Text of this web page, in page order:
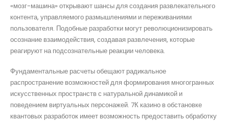
«мозг-машина» открывают шансы для создания развлекательного
контента, управляемого размышлениями и переживаниями
пользователя. Подобные разработки могут революционизировать
осознание взаимодействия, создавая развлечения, которые
реагируют на подсознательные реакции человека.
Фундаментальные расчеты обещают радикальное
распространение возможностей для формирования многогранных
искусственных пространств с натуральной динамикой и
поведением виртуальных персонажей. 7К казино в обстановке
квантовых разработок имеет возможность предоставить обработку